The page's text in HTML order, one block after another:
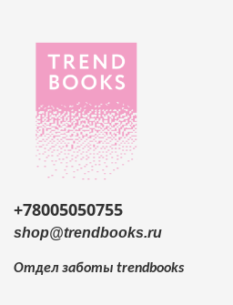
+78005050755
shop@trendbooks.ru
Отдел заботы trendbooks